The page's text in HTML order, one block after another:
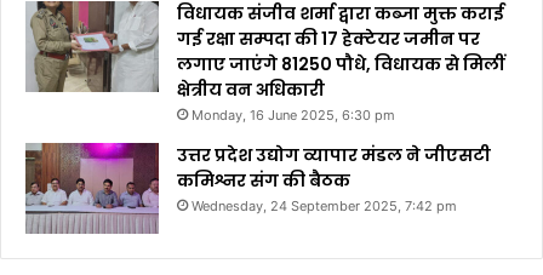
विधायक संजीव शर्मा द्वारा कब्जा मुक्त कराई
गई रक्षा सम्पदा की 17 हेक्टेयर जमीन पर
लगाए जाएंगे 81250 पौधे, विधायक से मिलीं
क्षेत्रीय वन अधिकारी
Monday, 16 June 2025, 6:30 pm
उत्तर प्रदेश उद्योग व्यापार मंडल ने जीएसटी
कमिश्नर संग की बैठक
Wednesday, 24 September 2025, 7:42 pm